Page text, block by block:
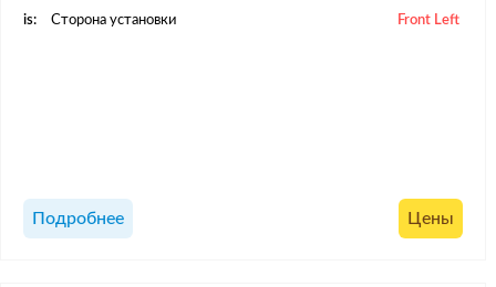
is: Сторона установки Front Left
Подробнее Цены